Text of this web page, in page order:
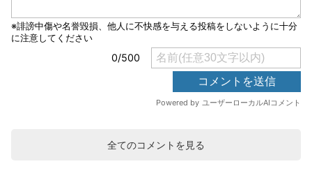
全てのコメントを見る